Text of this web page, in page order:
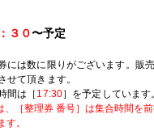
３０〜予定
には数に限りがございます。販
せて頂きます。
間は［ 17:30］を予定しています
［整理券 番号］は集合時間を
す。